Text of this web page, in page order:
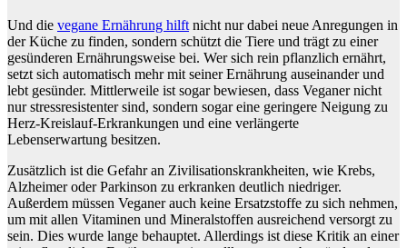
Und die vegane Ernährung hilft nicht nur dabei neue Anregungen in
der Küche zu finden, sondern schützt die Tiere und trägt zu einer
gesünderen Ernährungsweise bei. Wer sich rein pflanzlich ernährt,
setzt sich automatisch mehr mit seiner Ernährung auseinander und
lebt gesünder. Mittlerweile ist sogar bewiesen, dass Veganer nicht
nur stressresistenter sind, sondern sogar eine geringere Neigung zu
Herz-Kreislauf-Erkrankungen und eine verlängerte
Lebenserwartung besitzen.
Zusätzlich ist die Gefahr an Zivilisationskrankheiten, wie Krebs,
Alzheimer oder Parkinson zu erkranken deutlich niedriger.
Außerdem müssen Veganer auch keine Ersatzstoffe zu sich nehmen,
um mit allen Vitaminen und Mineralstoffen ausreichend versorgt zu
sein. Dies wurde lange behauptet. Allerdings ist diese Kritik an einer